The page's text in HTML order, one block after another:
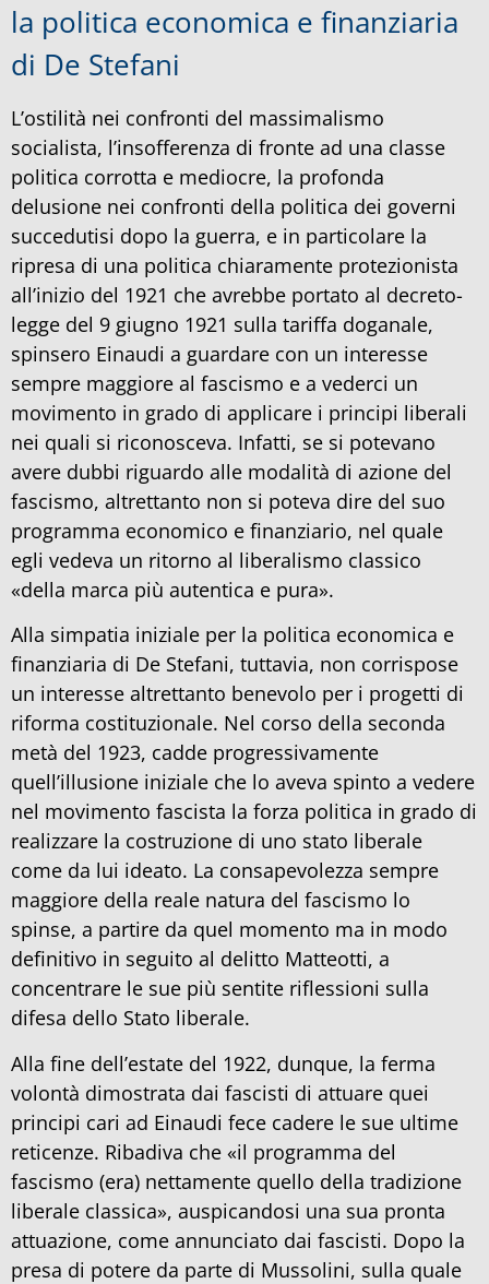
la politica economica e finanziaria
di De Stefani
L’ostilità nei confronti del massimalismo
socialista, l’insofferenza di fronte ad una classe
politica corrotta e mediocre, la profonda
delusione nei confronti della politica dei governi
succedutisi dopo la guerra, e in particolare la
ripresa di una politica chiaramente protezionista
all’inizio del 1921 che avrebbe portato al decreto-
legge del 9 giugno 1921 sulla tariffa doganale,
spinsero Einaudi a guardare con un interesse
sempre maggiore al fascismo e a vederci un
movimento in grado di applicare i principi liberali
nei quali si riconosceva. Infatti, se si potevano
avere dubbi riguardo alle modalità di azione del
fascismo, altrettanto non si poteva dire del suo
programma economico e finanziario, nel quale
egli vedeva un ritorno al liberalismo classico
«della marca più autentica e pura».
Alla simpatia iniziale per la politica economica e
finanziaria di De Stefani, tuttavia, non corrispose
un interesse altrettanto benevolo per i progetti di
riforma costituzionale. Nel corso della seconda
metà del 1923, cadde progressivamente
quell’illusione iniziale che lo aveva spinto a vedere
nel movimento fascista la forza politica in grado di
realizzare la costruzione di uno stato liberale
come da lui ideato. La consapevolezza sempre
maggiore della reale natura del fascismo lo
spinse, a partire da quel momento ma in modo
definitivo in seguito al delitto Matteotti, a
concentrare le sue più sentite riflessioni sulla
difesa dello Stato liberale.
Alla fine dell’estate del 1922, dunque, la ferma
volontà dimostrata dai fascisti di attuare quei
principi cari ad Einaudi fece cadere le sue ultime
reticenze. Ribadiva che «il programma del
fascismo (era) nettamente quello della tradizione
liberale classica», auspicandosi una sua pronta
attuazione, come annunciato dai fascisti. Dopo la
presa di potere da parte di Mussolini, sulla quale